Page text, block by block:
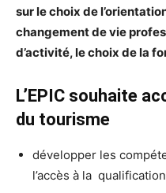
sur le choix de
changement de vie
d’activité, le choix de la
L’EPIC souhaite
du tourisme
développer les
l’accès à la